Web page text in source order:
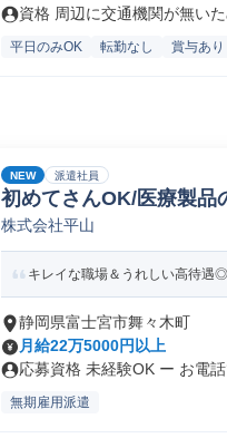
資格 周辺に交通機関が無い
平日のみOK 転勤なし 賞与あり
NEW 派遣社員
初めてさんOK/医療製品
株式会社平山
キレイな職場＆うれしい高待遇
静岡県富士宮市舞々木町
月給22万5000円以上
応募資格 未経験OK ー お電
無期雇用派遣